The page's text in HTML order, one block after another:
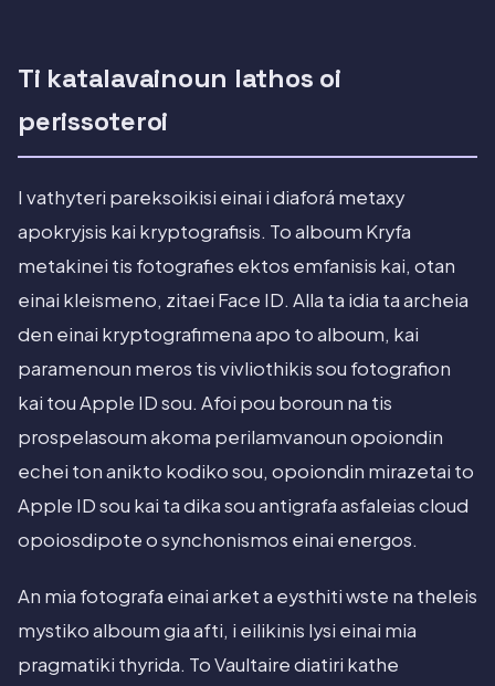
Ti katalavainoun lathos oi
perissoteroi
I vathyteri pareksoikisi einai i diaforá metaxy
apokryjsis kai kryptografisis. To alboum Kryfa
metakinei tis fotografies ektos emfanisis kai, otan
einai kleismeno, zitaei Face ID. Alla ta idia ta archeia
den einai kryptografimena apo to alboum, kai
paramenoun meros tis vivliothikis sou fotografion
kai tou Apple ID sou. Afoi pou boroun na tis
prospelasoum akoma perilamvanoun opoiondin
echei ton anikto kodiko sou, opoiondin mirazetai to
Apple ID sou kai ta dika sou antigrafa asfaleias cloud
opoiosdipote o synchonismos einai energos.
An mia fotografa einai arket a eysthiti wste na theleis
mystiko alboum gia afti, i eilikinis lysi einai mia
pragmatiki thyrida. To Vaultaire diatiri kathe